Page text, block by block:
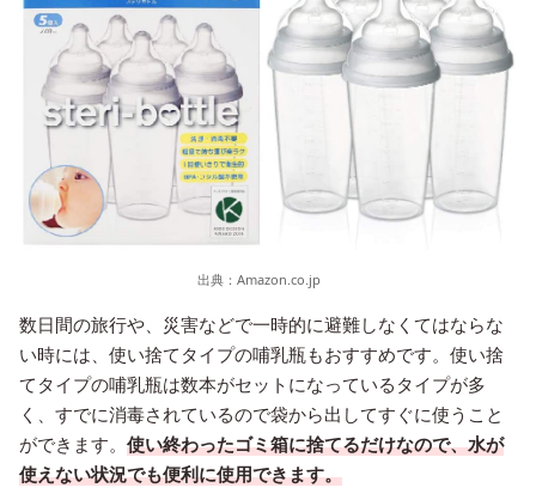
出典： Amazon.co.jp
数日間の旅行や、災害などで一時的に避難しなくてはならな
い時には、使い捨てタイプの哺乳瓶もおすすめです。使い捨
てタイプの哺乳瓶は数本がセットになっているタイプが多
く、すでに消毒されているので袋から出してすぐに使うこと
ができます。 使い終わったゴミ箱に捨てるだけなので、水が
使えない状況でも便利に使用できます。